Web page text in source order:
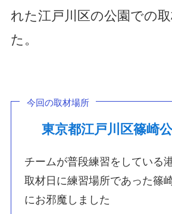
れた江戸川区の公園での
た。
今回の取材場所
東京都江戸川区篠崎
チームが普段練習をしている
取材日に練習場所であった篠
にお邪魔しました